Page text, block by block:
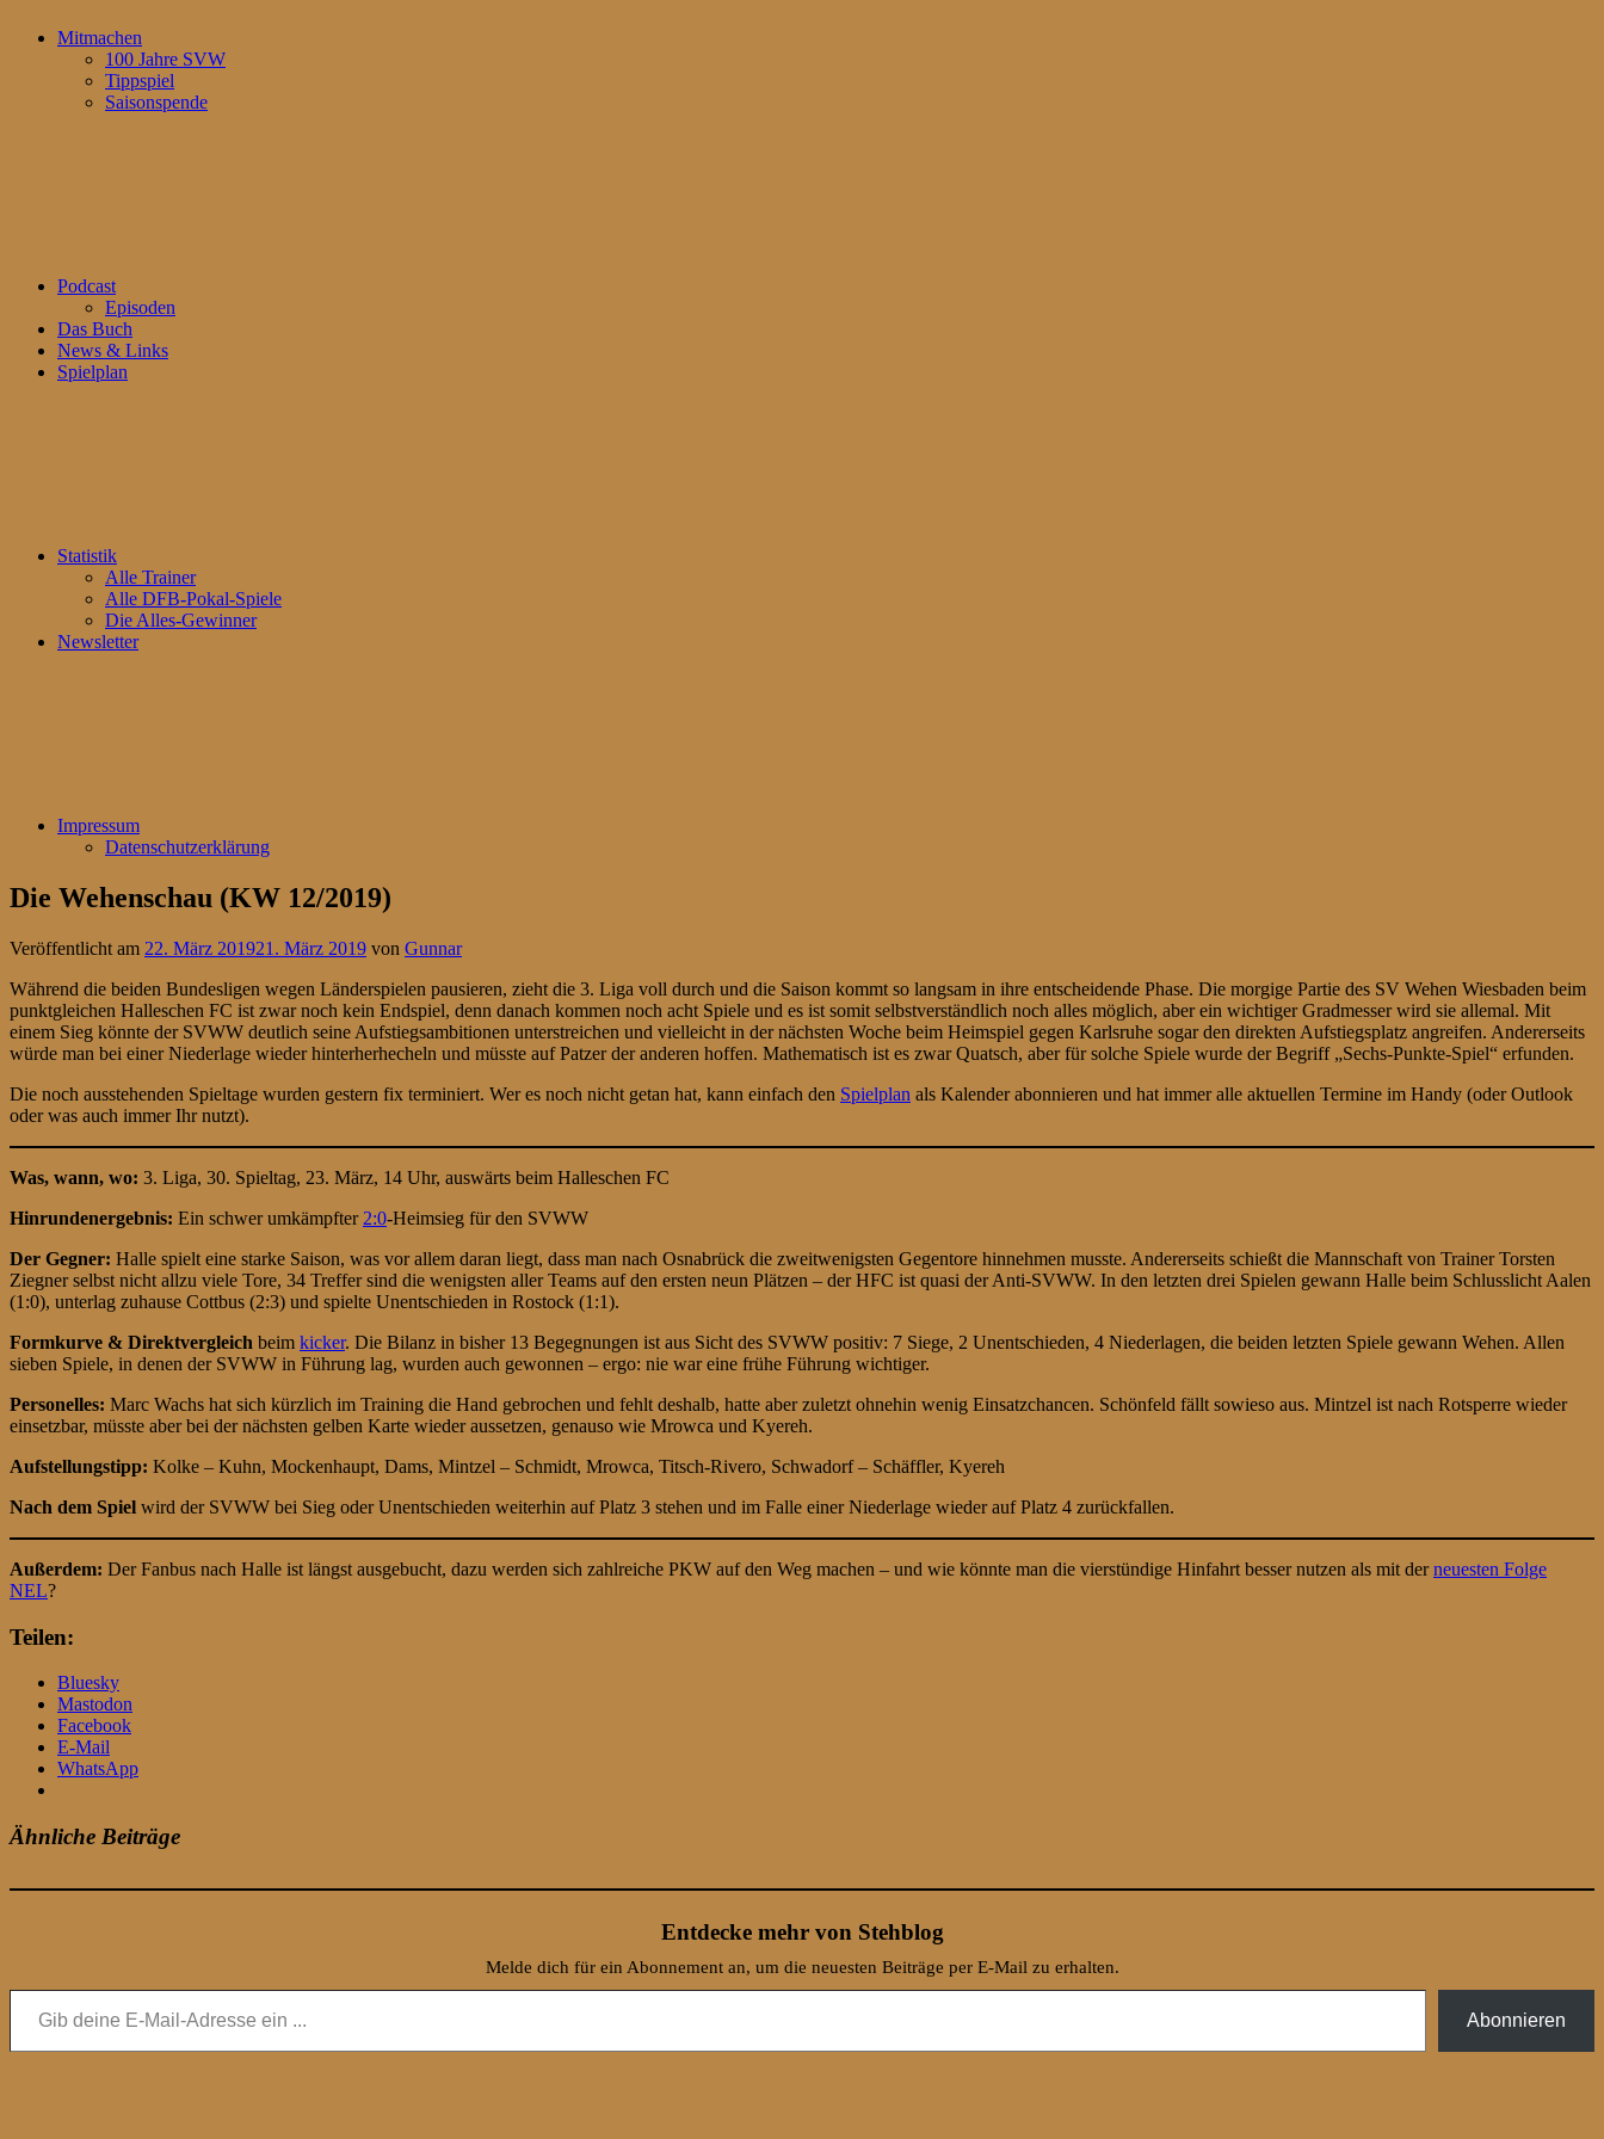
Mitmachen
100 Jahre SVW
Tippspiel
Saisonspende
Podcast
Episoden
Das Buch
News & Links
Spielplan
Statistik
Alle Trainer
Alle DFB-Pokal-Spiele
Die Alles-Gewinner
Newsletter
Impressum
Datenschutzerklärung
Die Wehenschau (KW 12/2019)
Veröffentlicht am 22. März 201921. März 2019 von Gunnar
Während die beiden Bundesligen wegen Länderspielen pausieren, zieht die 3. Liga voll durch und die Saison kommt so langsam in ihre entscheidende Phase. Die morgige Partie des SV Wehen Wiesbaden beim
punktgleichen Halleschen FC ist zwar noch kein Endspiel, denn danach kommen noch acht Spiele und es ist somit selbstverständlich noch alles möglich, aber ein wichtiger Gradmesser wird sie allemal. Mit
einem Sieg könnte der SVWW deutlich seine Aufstiegsambitionen unterstreichen und vielleicht in der nächsten Woche beim Heimspiel gegen Karlsruhe sogar den direkten Aufstiegsplatz angreifen. Andererseits
würde man bei einer Niederlage wieder hinterherhecheln und müsste auf Patzer der anderen hoffen. Mathematisch ist es zwar Quatsch, aber für solche Spiele wurde der Begriff „Sechs-Punkte-Spiel“ erfunden.
Die noch ausstehenden Spieltage wurden gestern fix terminiert. Wer es noch nicht getan hat, kann einfach den Spielplan als Kalender abonnieren und hat immer alle aktuellen Termine im Handy (oder Outlook
oder was auch immer Ihr nutzt).
Was, wann, wo: 3. Liga, 30. Spieltag, 23. März, 14 Uhr, auswärts beim Halleschen FC
Hinrundenergebnis: Ein schwer umkämpfter 2:0-Heimsieg für den SVWW
Der Gegner: Halle spielt eine starke Saison, was vor allem daran liegt, dass man nach Osnabrück die zweitwenigsten Gegentore hinnehmen musste. Andererseits schießt die Mannschaft von Trainer Torsten
Ziegner selbst nicht allzu viele Tore, 34 Treffer sind die wenigsten aller Teams auf den ersten neun Plätzen – der HFC ist quasi der Anti-SVWW. In den letzten drei Spielen gewann Halle beim Schlusslicht Aalen
(1:0), unterlag zuhause Cottbus (2:3) und spielte Unentschieden in Rostock (1:1).
Formkurve & Direktvergleich beim kicker. Die Bilanz in bisher 13 Begegnungen ist aus Sicht des SVWW positiv: 7 Siege, 2 Unentschieden, 4 Niederlagen, die beiden letzten Spiele gewann Wehen. Allen
sieben Spiele, in denen der SVWW in Führung lag, wurden auch gewonnen – ergo: nie war eine frühe Führung wichtiger.
Personelles: Marc Wachs hat sich kürzlich im Training die Hand gebrochen und fehlt deshalb, hatte aber zuletzt ohnehin wenig Einsatzchancen. Schönfeld fällt sowieso aus. Mintzel ist nach Rotsperre wieder
einsetzbar, müsste aber bei der nächsten gelben Karte wieder aussetzen, genauso wie Mrowca und Kyereh.
Aufstellungstipp: Kolke – Kuhn, Mockenhaupt, Dams, Mintzel – Schmidt, Mrowca, Titsch-Rivero, Schwadorf – Schäffler, Kyereh
Nach dem Spiel wird der SVWW bei Sieg oder Unentschieden weiterhin auf Platz 3 stehen und im Falle einer Niederlage wieder auf Platz 4 zurückfallen.
Außerdem: Der Fanbus nach Halle ist längst ausgebucht, dazu werden sich zahlreiche PKW auf den Weg machen – und wie könnte man die vierstündige Hinfahrt besser nutzen als mit derneuesten Folge
NEL?
Teilen:
Bluesky
Mastodon
Facebook
E-Mail
WhatsApp
Ähnliche Beiträge
Entdecke mehr von Stehblog
Melde dich für ein Abonnement an, um die neuesten Beiträge per E-Mail zu erhalten.
Gib deine E-Mail-Adresse ein ...
Abonnieren